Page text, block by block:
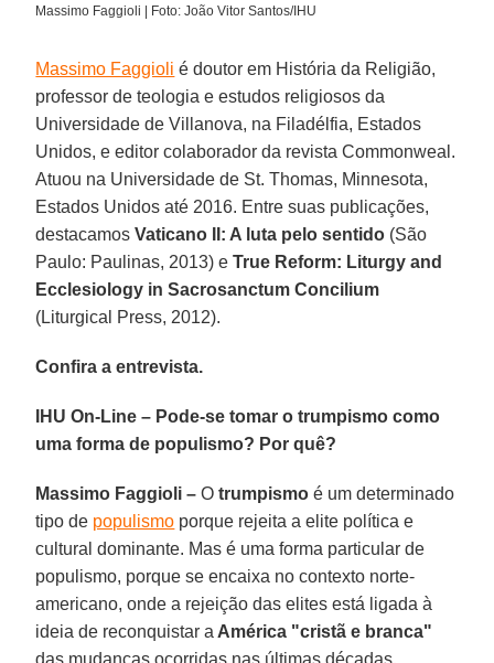
Massimo Faggioli | Foto: João Vitor Santos/IHU
Massimo Faggioli é doutor em História da Religião,
professor de teologia e estudos religiosos da
Universidade de Villanova, na Filadélfia, Estados
Unidos, e editor colaborador da revista Commonweal.
Atuou na Universidade de St. Thomas, Minnesota,
Estados Unidos até 2016. Entre suas publicações,
destacamos Vaticano II: A luta pelo sentido (São
Paulo: Paulinas, 2013) eTrue Reform: Liturgy and
Ecclesiology in Sacrosanctum Concilium
(Liturgical Press, 2012).
Confira a entrevista.
IHU On-Line – Pode-se tomar o trumpismo como
uma forma de populismo? Por quê?
Massimo Faggioli – Otrumpismo é um determinado
tipo de populismo porque rejeita a elite política e
cultural dominante. Mas é uma forma particular de
populismo, porque se encaixa no contexto norte-
americano, onde a rejeição das elites está ligada à
ideia de reconquistar a América "cristã e branca"
das mudanças ocorridas nas últimas décadas,